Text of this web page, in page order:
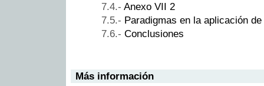
Anexo VII 2
Paradigmas en la aplicación
Conclusiones
Más información